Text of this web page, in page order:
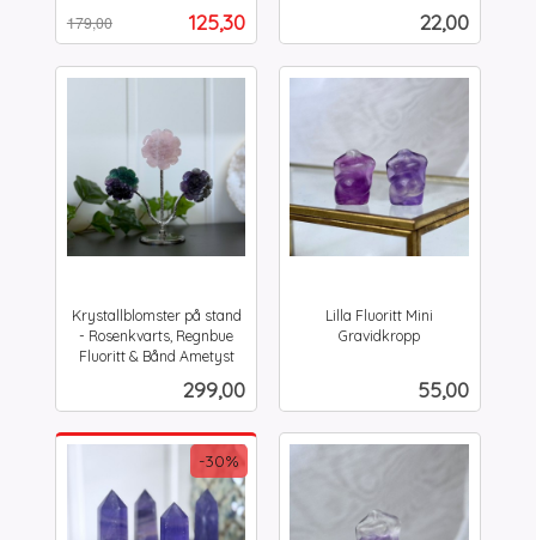
Tilbud
125,30
179,00
mva.
Pris
22,00
Krystallblomster på stand
- Rosenkvarts, Regnbue
Fluoritt & Bånd Ametyst
Pris
299,00
Lilla Fluoritt Mini
Gravidkropp
Pris
55,00
-30%